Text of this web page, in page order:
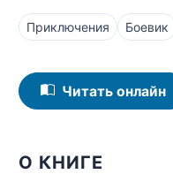
Приключения Боевик
Читать онлайн
О КНИГЕ